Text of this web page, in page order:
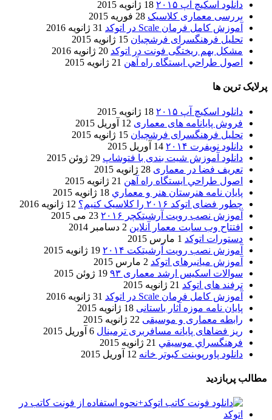
دانلود اسکیچ آپ ۲۰۱۵
18 ژانویه 2015
بررسی معماری کلاسیک 28 فوریه 2015
آموزش کامل فرمان Scale در اتوکد
31 ژانویه 2016
تحلیل فرهنگسرای فرشچیان 15 ژانویه 2015
مشکل بهم ریختگی فونت در اتوکد 20 ژانویه 2016
اصول طراحي ایستگاه راه آهن 21 ژانویه 2015
پرلایک ترین ها
دانلود اسکیچ آپ ۲۰۱۵
18 ژانویه 2015
فروش پایانامه های معماری 12 آوریل 2015
تحلیل فرهنگسرای فرشچیان 15 ژانویه 2015
دانلود نویفرت ۲۰۱۴
14 آوریل 2015
دانلود آموزش شیت بندی با فتوشاپ 29 ژوئن 2015
تعریف فضا در معماری 28 ژانویه 2015
اصول طراحي ایستگاه راه آهن 21 ژانویه 2015
پایان نامه هنرستان هنر و معماري 18 ژانویه 2015
چطور فضای اتوکد ۲۰۱۶ را کلاسیک کنیم؟
12 ژانویه 2016
آموزش نصب رویت آرشیتکچر ۲۰۱۶
23 می 2015
افتتاح وب سایت معمار آنلاین 2 دسامبر 2014
دستورات اتوکد 1 مارس 2015
آموزش نصب رویت آرشیتکت ۲۰۱۴
19 ژانویه 2015
آموزش میانبرهای اتوکد 2 مارس 2015
سوالات اسکیس ارشد معماری ۹۳
19 ژوئن 2015
ترفند های اتوکد 21 ژانویه 2015
آموزش کامل فرمان Scale در اتوکد
31 ژانویه 2016
پایان نامه موزه آثار باستانی 18 ژانویه 2015
رابطه معماری و موسیقی 22 ژانویه 2015
ریز فضاهای پایانه مسافربری ترمینال 6 آوریل 2015
فرهنگسراي موسيقي 21 ژانویه 2015
دانلود پاورپوینت کبوتر خانه 12 آوریل 2015
مطالب پربازدید